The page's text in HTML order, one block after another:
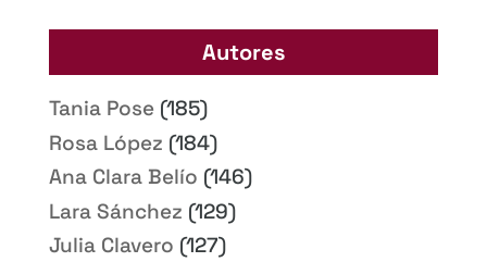
Autores
Tania Pose(185)
Rosa López (184)
Ana Clara Belío (146)
Lara Sánchez (129)
Julia Clavero (127)